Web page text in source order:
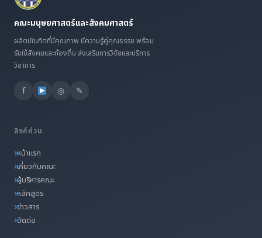
คณะมนุษยศาสตร์และสังคมศาสตร์
ผลิตบัณฑิตที่มีคุณภาพ มีความรู้คู่คุณธรรม พร้อม
รับใช้สังคมและท้องถิ่น ส่งเสริมการวิจัยและบริการ
วิชาการ
f ◎ ✎
ลิงก์ด่วน
หน้าแรก
เกี่ยวกับคณะ
ผู้บริหารคณะ
หลักสูตร
ข่าวสาร
ติดต่อ